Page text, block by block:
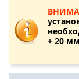
+ 20